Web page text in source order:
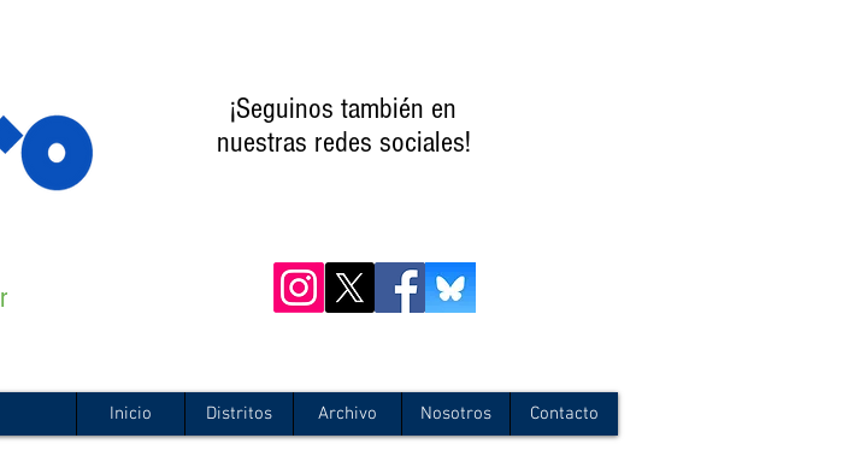
¡Seguinos también en
nuestras redes sociales!
Inicio Distritos Archivo Nosotros Contacto